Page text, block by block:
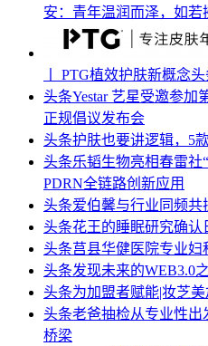
安：青年温润而泽，如若
丨 PTG植效护肤新概念头
头条Yestar 艺星受邀参加
正规倡议发布会
头条护肤也要讲逻辑，5
头条乐韬生物亮相春雷社
PDRN全链路创新应用
头条爱伯馨与行业同频
头条花王的睡眠研究确
头条莒县华健医院专业妇
头条发现未来的WEB3.0
头条为加盟者赋能|妆芝
头条老爸抽检从专业性出
桥梁